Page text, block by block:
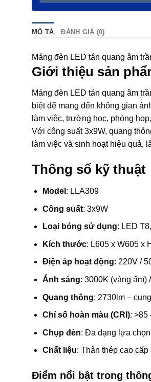
MÔ TẢ ĐÁNH GIÁ (0)
Máng đèn LED tán quang âm
Giới thiệu sản
Máng đèn LED tán quang âm
biệt để mang đến không gian
làm việc, trường học, phòng
Với công suất 3x9W, quang
làm việc và sinh hoạt hiệu quả,
Thông số kỹ thuật
Model : LLA309
Công suất: 3x9W
Loại bóng sử dụng: LED
Kích thước: L605 x W605 x
Điện áp hoạt động: 220V /
Ánh sáng: 3000K (vàng ấm)
Quang thông: 2730lm –
Chỉ số hoàn màu (CRI): >85
Chụp đèn: Đa dạng lựa
Chất liệu: Thân thép cao
Điểm nổi bật trong